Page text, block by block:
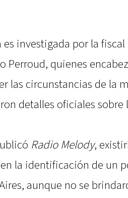
es investigada por la
Perroud, quienes
las circunstancias de la
detalles oficiales sobre
Radio Melody,
la identificación de un
aunque no se